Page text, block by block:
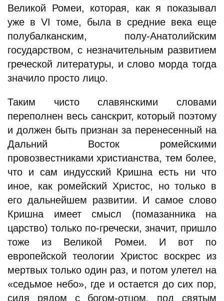
Великой Ромеи, которая, как я показывал
уже в VI томе, была в средние века еще
полубалканским, полу-Анатолийским
государством, с незначительным развитием
греческой литературы, и слово морда тогда
значило просто лицо.
Таким чисто славянскими словами
переполнен весь санскрит, который поэтому
и должен быть признан за перенесенный на
Дальний Восток ромейскими
провозвестниками христианства, тем более,
что и сам индусский Кришна есть ни что
иное, как ромейский Христос, но только в
его дальнейшем развитии. И самое слово
Кришна имеет смысл (помазанника на
царство) только по-гречески, значит, пришло
тоже из Великой Ромеи. И вот по
европейской теологии Христос воскрес из
мертвых только один раз, и потом улетел на
«седьмое небо», где и остается до сих пор,
сидя рядом с богом-отцом, под святым